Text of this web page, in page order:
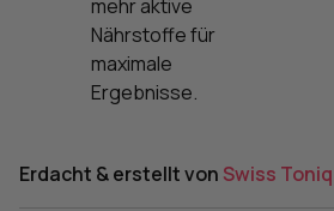
mehr aktive
Nährstoffe für
maximale
Ergebnisse.
Erdacht & erstellt von Swiss